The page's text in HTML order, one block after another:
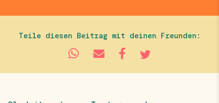
Teile diesen Beitrag mit deinen Freunden: